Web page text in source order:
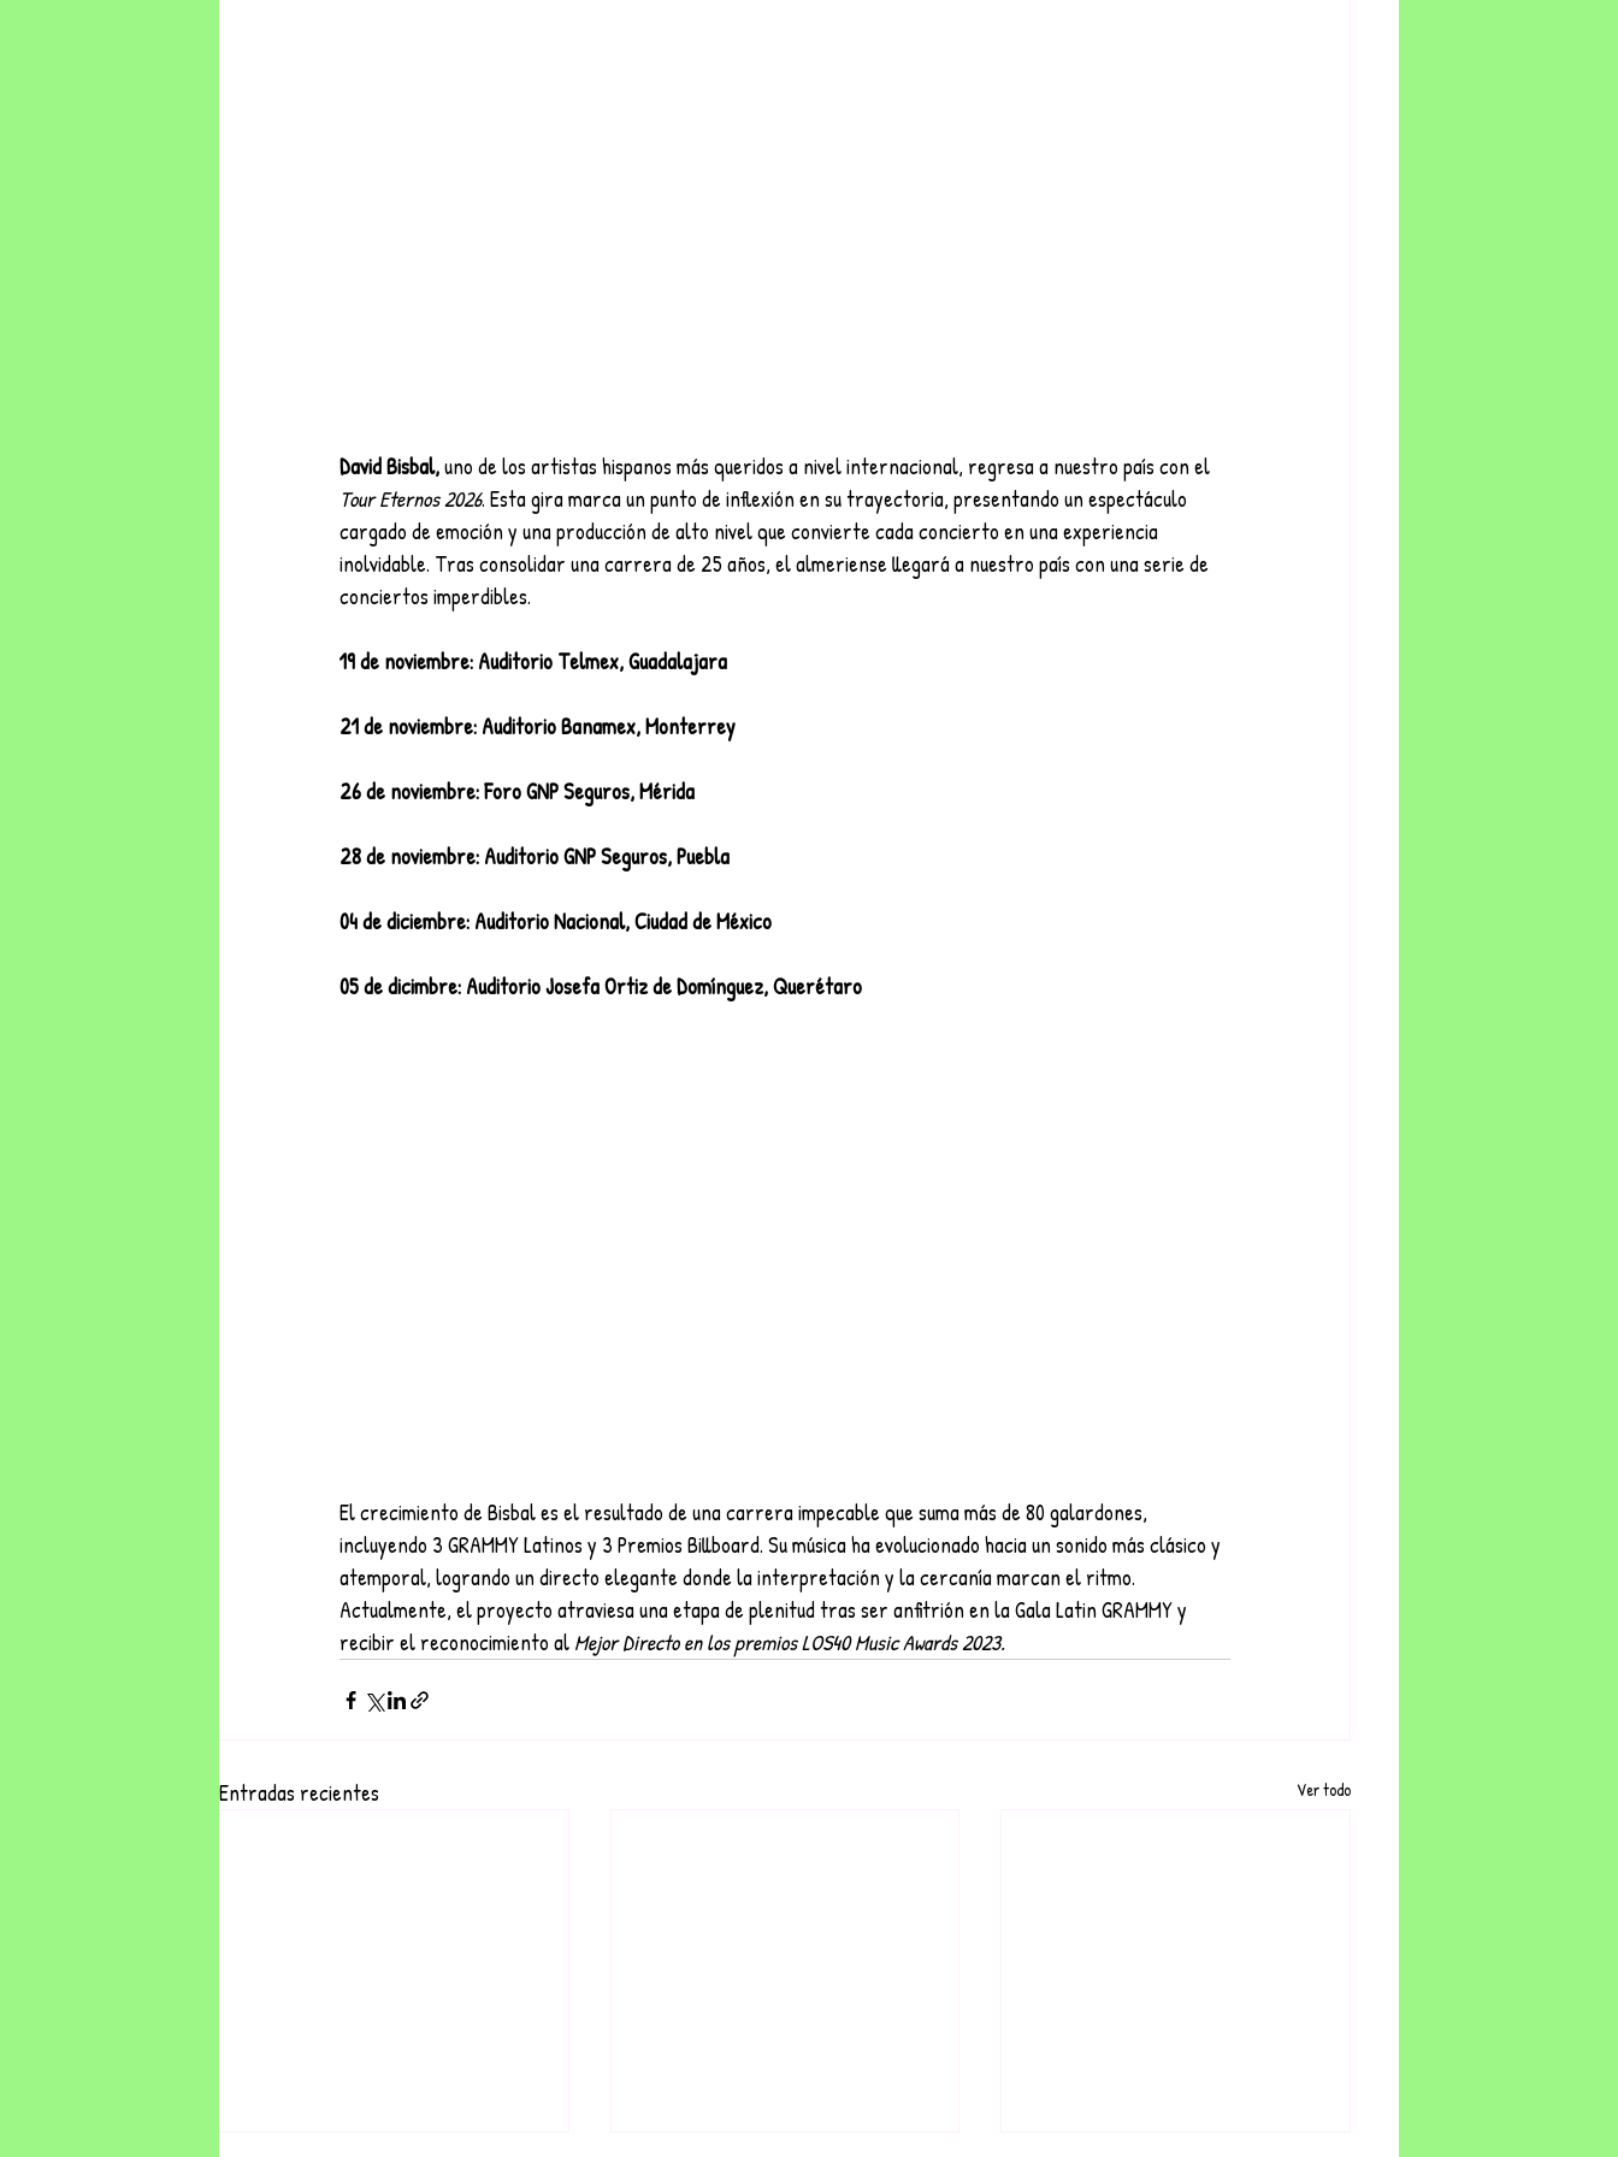
David Bisbal, uno de los artistas hispanos más queridos a nivel internacional, regresa a nuestro país con el
Tour Eternos 2026. Esta gira marca un punto de inflexión en su trayectoria, presentando un espectáculo
cargado de emoción y una producción de alto nivel que convierte cada concierto en una experiencia
inolvidable. Tras consolidar una carrera de 25 años, el almeriense llegará a nuestro país con una serie de
conciertos imperdibles.
19 de noviembre: Auditorio Telmex, Guadalajara
21 de noviembre: Auditorio Banamex, Monterrey
26 de noviembre: Foro GNP Seguros, Mérida
28 de noviembre: Auditorio GNP Seguros, Puebla
04 de diciembre: Auditorio Nacional, Ciudad de México
05 de dicimbre: Auditorio Josefa Ortiz de Domínguez, Querétaro
El crecimiento de Bisbal es el resultado de una carrera impecable que suma más de 80 galardones,
incluyendo 3 GRAMMY Latinos y 3 Premios Billboard. Su música ha evolucionado hacia un sonido más clásico y
atemporal, logrando un directo elegante donde la interpretación y la cercanía marcan el ritmo.
Actualmente, el proyecto atraviesa una etapa de plenitud tras ser anfitrión en la Gala Latin GRAMMY y
recibir el reconocimiento al Mejor Directo en los premios LOS40 Music Awards 2023.
Entradas recientes Ver todo